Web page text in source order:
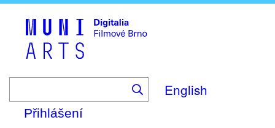
English
Přihlášení